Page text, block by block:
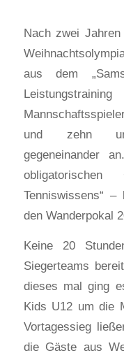
Nach zwei
aus dem
und zehn
gegeneinander
Tenniswissens“ –
den Wanderpokal
Keine 20
Siegerteams
dieses mal ging
Kids U12 um die
Vortagessieg
die Gäste aus